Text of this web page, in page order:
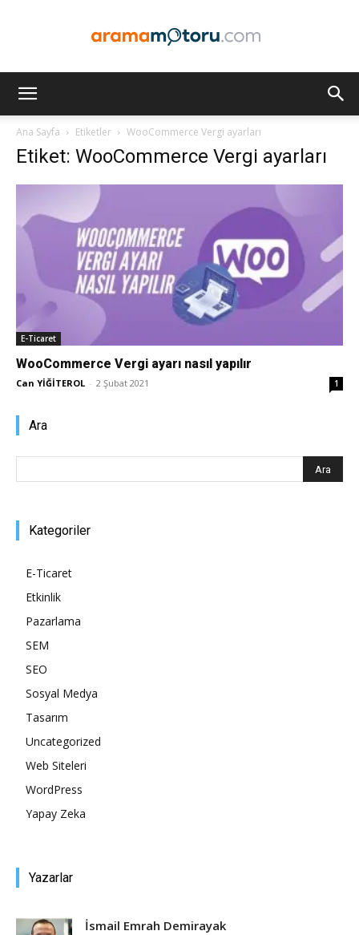
Optimizasyonu
ve
–
Ana Sayfa Etiketler WooCommerce Vergi ayarları
Etiket: WooCommerce Vergi ayarları
E-Ticaret
WooCommerce Vergi ayarı nasıl yapılır
Can YİĞİTEROL - 2 Şubat 2021 1
Ara
Kategoriler
E-Ticaret
Etkinlik
Pazarlama
SEM
SEO
Sosyal Medya
Tasarım
Uncategorized
Web Siteleri
WordPress
Yapay Zeka
Yazarlar
İsmail Emrah Demirayak